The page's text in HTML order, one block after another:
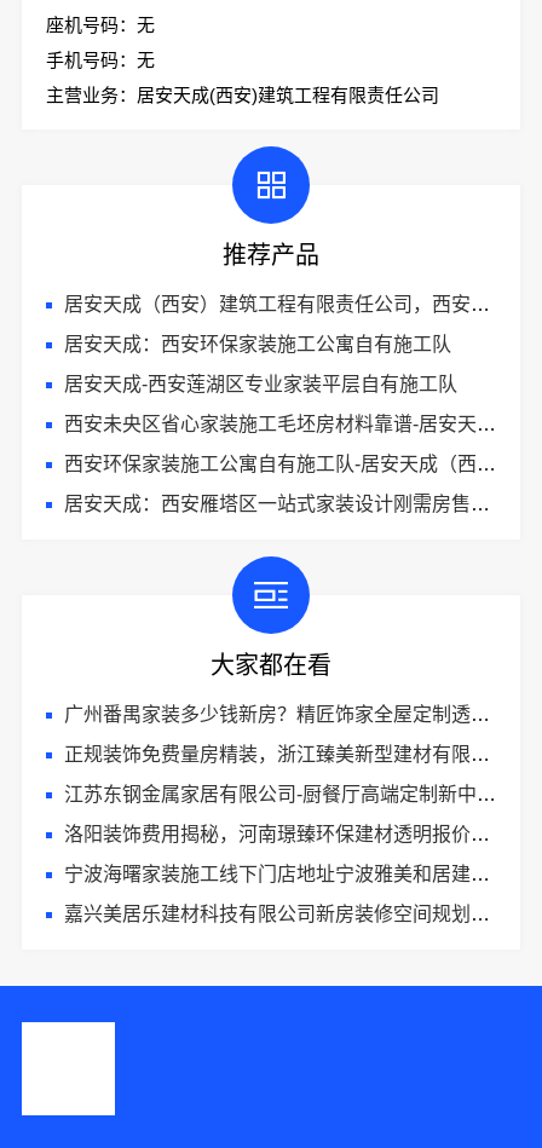
座机号码：无
手机号码：无
主营业务：居安天成(西安)建筑工程有限责任公司
推荐产品
居安天成（西安）建筑工程有限责任公司，西安环保家装施工公寓自有施工队
居安天成：西安环保家装施工公寓自有施工队
居安天成-西安莲湖区专业家装平层自有施工队
西安未央区省心家装施工毛坯房材料靠谱-居安天成（西安）建筑工程有限责任公司
西安环保家装施工公寓自有施工队-居安天成（西安）建筑工程有限责任公司
居安天成：西安雁塔区一站式家装设计刚需房售后完善
大家都在看
广州番禺家装多少钱新房？精匠饰家全屋定制透明报价
正规装饰免费量房精装，浙江臻美新型建材有限公司专业勘测
江苏东钢金属家居有限公司-厨餐厅高端定制新中式多少钱
洛阳装饰费用揭秘，河南璟臻环保建材透明报价省心
宁波海曙家装施工线下门店地址宁波雅美和居建材科技有限公司
嘉兴美居乐建材科技有限公司新房装修空间规划案例